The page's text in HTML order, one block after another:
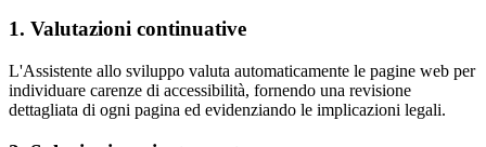
1. Valutazioni continuative
L'Assistente allo sviluppo valuta automaticamente le pagine web per
individuare carenze di accessibilità, fornendo una revisione
dettagliata di ogni pagina ed evidenziando le implicazioni legali.